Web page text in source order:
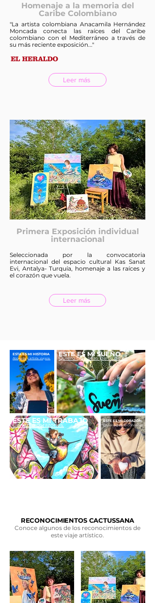
Homenaje a la memoria del
Caribe Colombiano
"La artista colombiana Anacamila Hernández
Moncada conecta las raíces del Caribe
colombiano con el Mediterráneo a través de
su más reciente exposición..."
Leer más
Primera Exposición individual
internacional
Seleccionada por la convocatoria
internacional del espacio cultural Kas Sanat
Evi, Antalya- Turquía, homenaje a las raíces y
el corazón que vuela.
Leer más
Quiero que seas parte de el.
ESTE ES MI SUEÑO
ESTA ES MI HISTORIA
Abogada y artista viajera.
Quiero que lo conozcas.
Conecto corazones.
ESTE ES MI CORAZÓN
ESTE ES MI TRABAJO
RECONOCIMIENTOS CACTUSSANA
Conoce algunos de los reconocimientos de
este viaje artístico.